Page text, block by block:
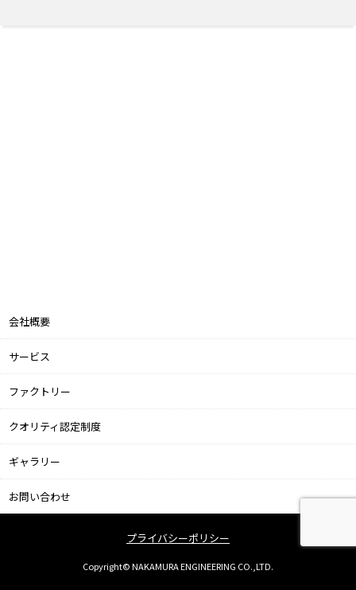
会社概要
サービス
ファクトリー
クオリティ認定制度
ギャラリー
お問い合わせ
プライバシーポリシー
Copyright© NAKAMURA ENGINEERING CO.,LTD.